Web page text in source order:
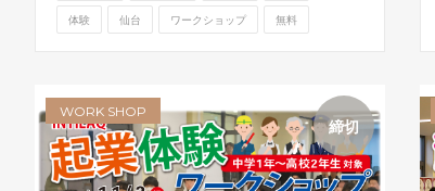
体験 仙台 ワークショップ 無料
締切
WORK SHOP